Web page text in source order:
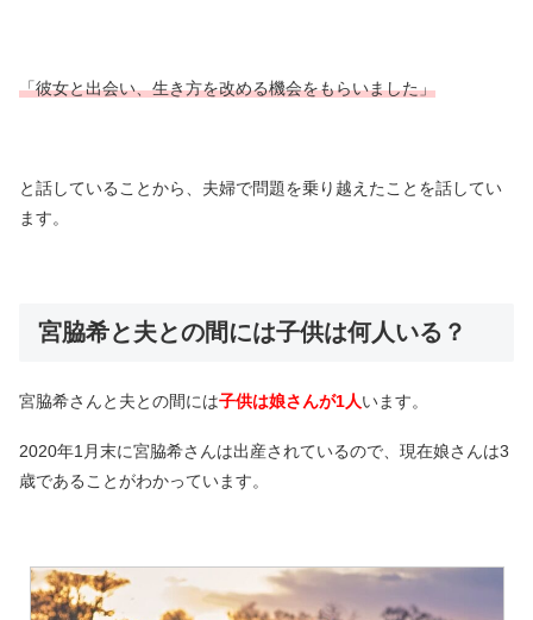
「彼女と出会い、生き方を改める機会をもらいました」
と話していることから、夫婦で問題を乗り越えたことを話してい
ます。
宮脇希と夫との間には子供は何人いる？
宮脇希さんと夫との間には子供は娘さんが1人います。
2020年1月末に宮脇希さんは出産されているので、現在娘さんは3
歳であることがわかっています。